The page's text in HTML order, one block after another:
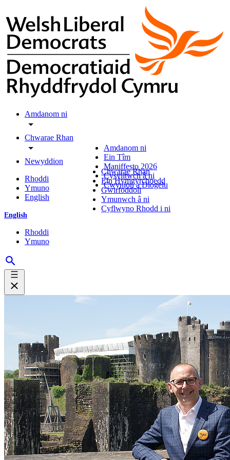
Amdanom ni
Chwarae Rhan
Newyddion
Rhoddi
Ymuno
English
English
Rhoddi
Ymuno
Amdanom ni
Ein Tîm
Maniffesto 2026
Cysylltwch â ni
Cwynion a Diogelu
Chwarae Rhan
Ein Hymgyrchoedd
Gwirfoddoli
Ymunwch â ni
Cyflwyno Rhodd i ni